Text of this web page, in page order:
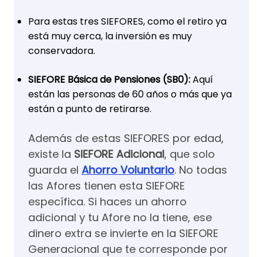
Para estas tres SIEFORES, como el retiro ya
está muy cerca, la inversión es muy
conservadora.
SIEFORE Básica de Pensiones (SB0):Aquí
están las personas de 60 años o más que ya
están a punto de retirarse.
Además de estas SIEFORES por edad,
existe la SIEFORE Adicional, que solo
guarda el Ahorro Voluntario. No todas
las Afores tienen esta SIEFORE
específica. Si haces un ahorro
adicional y tu Afore no la tiene, ese
dinero extra se invierte en la SIEFORE
Generacional que te corresponde por